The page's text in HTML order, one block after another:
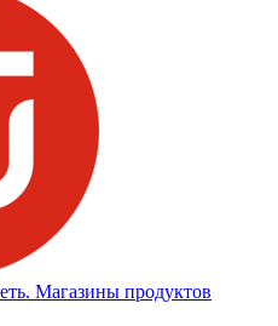
Магазины продуктов